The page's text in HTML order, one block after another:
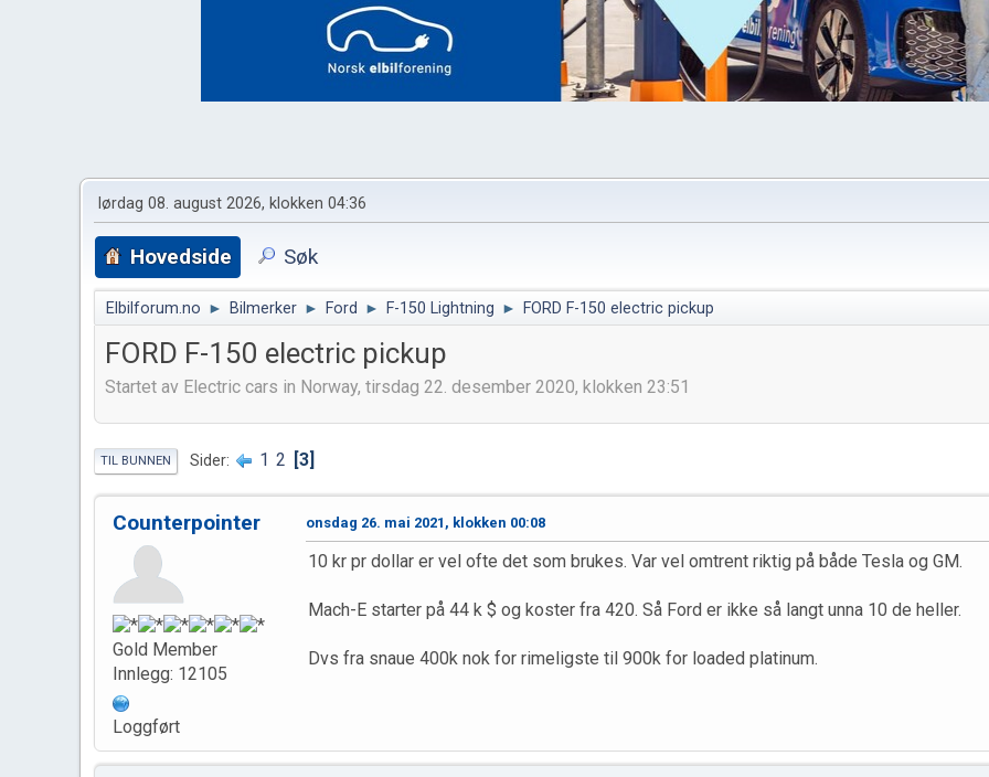
lørdag 08. august 2026, klokken 04:36
Hovedside Søk
Elbilforum.no ► Bilmerker ► Ford ► F-150 Lightning ► FORD F-150 electric pickup
FORD F-150 electric pickup
Startet av Electric cars in Norway, tirsdag 22. desember 2020, klokken 23:51
TIL BUNNEN Sider 1 2 3
Counterpointer
Gold Member
Innlegg: 12105
Loggført
onsdag 26. mai 2021, klokken 00:08
10 kr pr dollar er vel ofte det som brukes. Var vel omtrent riktig på både Tesla og GM.
Mach-E starter på 44 k $ og koster fra 420. Så Ford er ikke så langt unna 10 de heller.
Dvs fra snaue 400k nok for rimeligste til 900k for loaded platinum.